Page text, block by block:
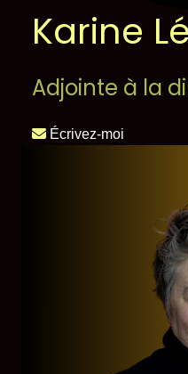
Karine
Adjointe à la
Écrivez-moi